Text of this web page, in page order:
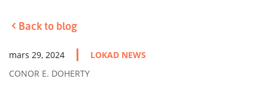
Back to blog
mars 29, 2024
LOKAD NEWS
CONOR E. DOHERTY